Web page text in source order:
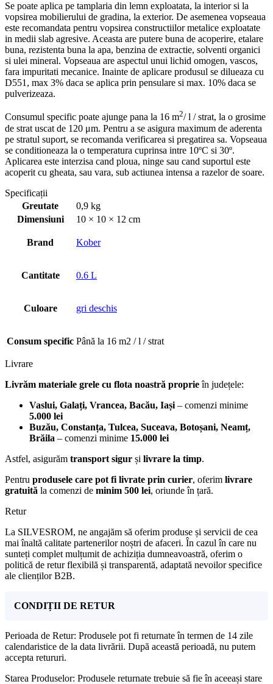
Se poate aplica pe tamplaria din lemn exploatata, la interior si la
vopsirea mobilierului de gradina, la exterior. De asemenea vopseaua
este recomandata pentru vopsirea constructiilor metalice exploatate
in medii slab agresive. Aceasta are putere buna de acoperire, etalare
buna, rezistenta buna la apa, benzina de extractie, solventi organici
si ulei mineral. Vopseaua are aspectul unui lichid omogen, vascos,
fara impuritati mecanice. Inainte de aplicare produsul se dilueaza cu
D551, max 3% daca se aplica prin pensulare si max. 10% daca se
pulverizeaza.
Consumul specific poate ajunge pana la 16 m2/ l / strat, la o grosime
de strat uscat de 120 μm. Pentru a se asigura maximum de aderenta
pe stratul suport, se recomanda verificarea si pregatirea sa. Vopseaua
se conditioneaza la o temperatura cuprinsa intre 10ºC si 30º.
Aplicarea este interzisa cand ploua, ninge sau cand suportul este
acoperit cu gheata, sau vara, sub actiunea intensa a razelor de soare.
Specificații
Greutate
0,9 kg
Dimensiuni
10 × 10 × 12 cm
Brand Kober
Cantitate 0.6 L
Culoare gri deschis
Consum specific Până la 16 m2 / l / strat
Livrare
Livrăm materiale grele cu flota noastră proprieîn județele:
Vaslui, Galați, Vrancea, Bacău, Iași – comenzi minime
5.000 lei
Buzău, Constanța, Tulcea, Suceava, Botoșani, Neamț,
Brăila – comenzi minime 15.000 lei
Astfel, asigurăm transport sigur și livrare la timp.
Pentru produsele care pot fi livrate prin curier, oferim livrare
gratuită la comenzi de minim 500 lei, oriunde în țară.
Retur
La SILVESROM, ne angajăm să oferim produse și servicii de cea
mai înaltă calitate partenerilor noștri de afaceri. În cazul în care nu
sunteți complet mulțumit de achiziția dumneavoastră, oferim o
politică de retur flexibilă și transparentă, adaptată nevoilor specifice
ale clienților B2B.
CONDIȚII DE RETUR
Perioada de Retur: Produsele pot fi returnate în termen de 14 zile
calendaristice de la data livrării. După această perioadă, nu putem
accepta retururi.
Starea Produselor: Produsele returnate trebuie să fie în aceeași stare